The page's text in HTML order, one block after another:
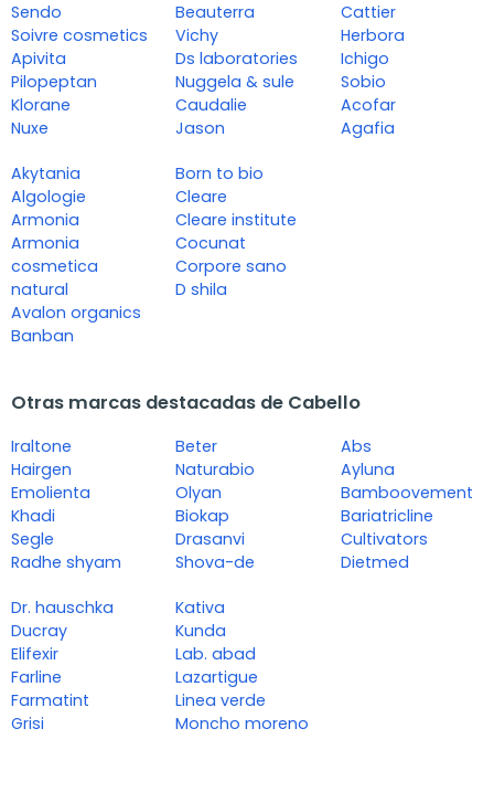
Sendo
Soivre cosmetics
Apivita
Pilopeptan
Klorane
Nuxe
Beauterra
Vichy
Ds laboratories
Nuggela & sule
Caudalie
Jason
Cattier
Herbora
Ichigo
Sobio
Acofar
Agafia
Akytania
Algologie
Armonia
Armonia
cosmetica
natural
Avalon organics
Banban
Born to bio
Cleare
Cleare institute
Cocunat
Corpore sano
D shila
Otras marcas destacadas de Cabello
Iraltone
Hairgen
Emolienta
Khadi
Segle
Radhe shyam
Beter
Naturabio
Olyan
Biokap
Drasanvi
Shova-de
Abs
Ayluna
Bamboovement
Bariatricline
Cultivators
Dietmed
Dr. hauschka
Ducray
Elifexir
Farline
Farmatint
Grisi
Kativa
Kunda
Lab. abad
Lazartigue
Linea verde
Moncho moreno